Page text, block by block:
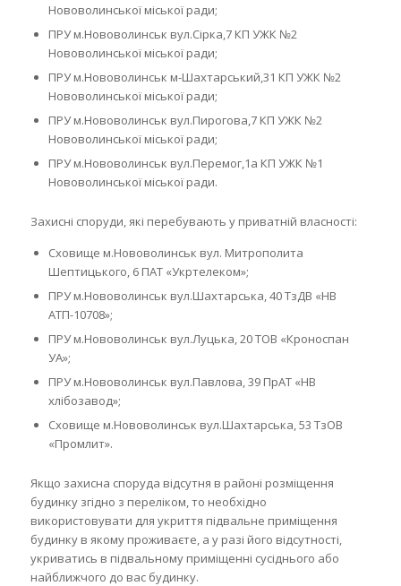
Нововолинської міської ради;
ПРУ м.Нововолинськ вул.Сірка,7 КП УЖК №2
Нововолинської міської ради;
ПРУ м.Нововолинськ м-Шахтарський,31 КП УЖК №2
Нововолинської міської ради;
ПРУ м.Нововолинськ вул.Пирогова,7 КП УЖК №2
Нововолинської міської ради;
ПРУ м.Нововолинськ вул.Перемог,1а КП УЖК №1
Нововолинської міської ради.
Захисні споруди, які перебувають у приватній власності:
Сховище м.Нововолинськ вул. Митрополита
Шептицького, 6 ПАТ «Укртелеком»;
ПРУ м.Нововолинськ вул.Шахтарська, 40 ТзДВ «НВ
АТП-10708»;
ПРУ м.Нововолинськ вул.Луцька, 20 ТОВ «Кроноспан
УА»;
ПРУ м.Нововолинськ вул.Павлова, 39 ПрАТ «НВ
хлібозавод»;
Сховище м.Нововолинськ вул.Шахтарська, 53 ТзОВ
«Промлит».
Якщо захисна споруда відсутня в районі розміщення
будинку згідно з переліком, то необхідно
використовувати для укриття підвальне приміщення
будинку в якому проживаєте, а у разі його відсутності,
укриватись в підвальному приміщенні сусіднього або
найближчого до вас будинку.